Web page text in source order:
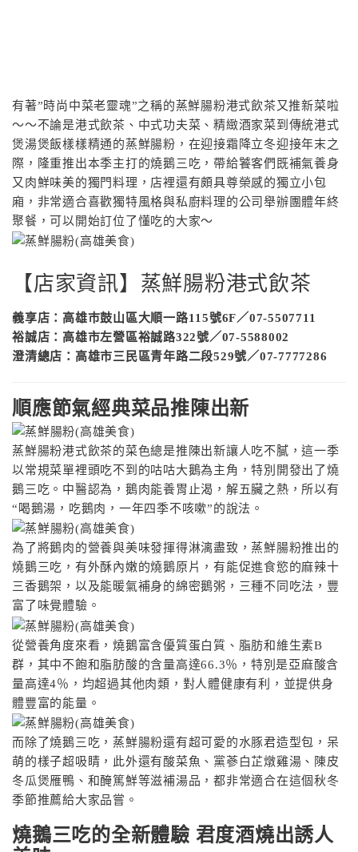
有著”時尚中菜老靈魂”之稱的蒸鮮腸粉港式飲茶又推新菜啦
〜〜不論是港式飲茶、中式功夫菜、精緻酒家菜到傳統港式
煲湯煲飯樣樣精通的蒸鮮腸粉，在迎接霜降立冬迎接年末之
際，隆重推出本季主打的燒鵝三吃，帶給饕客們既補氣養身
又肉鮮味美的獨門料理，店裡還有頗具尊榮感的獨立小包
廂，非常適合喜歡獨特風格與私廚料理的公司舉辦團體年終
聚餐，可以開始訂位了懂吃的大家〜
【店家資訊】蒸鮮腸粉港式飲茶
義享店：高雄巿鼓山區大順一路115號6F／07-5507711
裕誠店：高雄市左營區裕誠路322號／07-5588002
澄清總店：高雄市三民區青年路二段529號／07-7777286
順應節氣經典菜品推陳出新
蒸鮮腸粉港式飲茶的菜色總是推陳出新讓人吃不膩，這一季
以常規菜單裡頭吃不到的咕咕大鵝為主角，特別開發出了燒
鵝三吃。中醫認為，鵝肉能養胃止渴，解五臟之熱，所以有
“喝鵝湯，吃鵝肉，一年四季不咳嗽”的說法。
為了將鵝肉的營養與美味發揮得淋漓盡致，蒸鮮腸粉推出的
燒鵝三吃，有外酥內嫩的燒鵝原片，有能促進食慾的麻辣十
三香鵝架，以及能暖氣補身的綿密鵝粥，三種不同吃法，豐
富了味覺體驗。
從營養角度來看，燒鵝富含優質蛋白質、脂肪和維生素B
群，其中不飽和脂肪酸的含量高達66.3％，特別是亞麻酸含
量高達4％，均超過其他肉類，對人體健康有利，並提供身
體豐富的能量。
而除了燒鵝三吃，蒸鮮腸粉還有超可愛的水豚君造型包，呆
萌的樣子超吸睛，此外還有酸菜魚、黨蔘白芷燉雞湯、陳皮
冬瓜煲雁鴨、和醃篤鮮等滋補湯品，都非常適合在這個秋冬
季節推薦給大家品嘗。
燒鵝三吃的全新體驗 君度酒燒出誘人